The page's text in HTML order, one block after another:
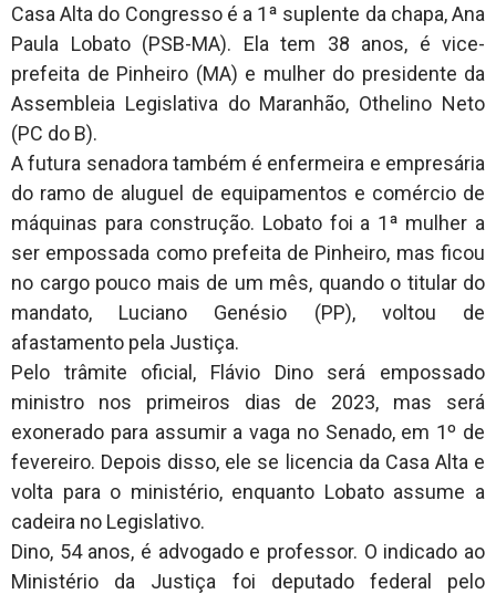
Casa Alta do Congresso é a 1ª suplente da chapa, Ana
Paula Lobato (PSB-MA). Ela tem 38 anos, é vice-
prefeita de Pinheiro (MA) e mulher do presidente da
Assembleia Legislativa do Maranhão, Othelino Neto
(PC do B).
A futura senadora também é enfermeira e empresária
do ramo de aluguel de equipamentos e comércio de
máquinas para construção. Lobato foi a 1ª mulher a
ser empossada como prefeita de Pinheiro, mas ficou
no cargo pouco mais de um mês, quando o titular do
mandato, Luciano Genésio (PP), voltou de
afastamento pela Justiça.
Pelo trâmite oficial, Flávio Dino será empossado
ministro nos primeiros dias de 2023, mas será
exonerado para assumir a vaga no Senado, em 1º de
fevereiro. Depois disso, ele se licencia da Casa Alta e
volta para o ministério, enquanto Lobato assume a
cadeira no Legislativo.
Dino, 54 anos, é advogado e professor. O indicado ao
Ministério da Justiça foi deputado federal pelo